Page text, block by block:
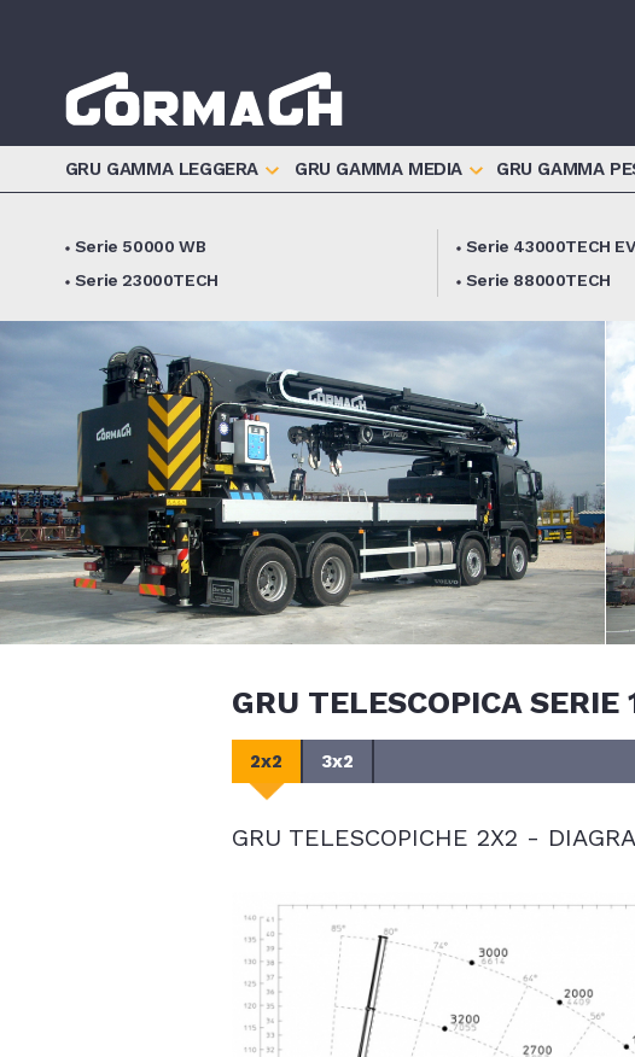
GRU GAMMA LEGGERA GRU GAMMA MEDIA GRU GAMMA
Serie 50000 WB
Serie 23000TECH
Serie 43000TECH
Serie 88000TECH
GRU TELESCOPICA
2x2 3x2
GRU TELESCOPICHE 2X2 -